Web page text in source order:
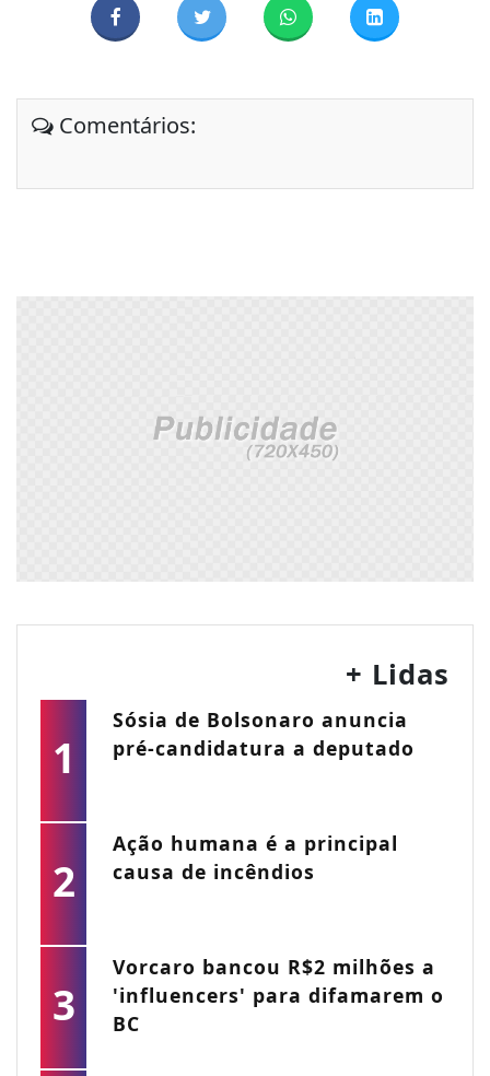
Comentários:
+ Lidas
1
Sósia de Bolsonaro anuncia
pré-candidatura a deputado
2
Ação humana é a principal
causa de incêndios
3
Vorcaro bancou R$2 milhões a
'influencers' para difamarem o
BC